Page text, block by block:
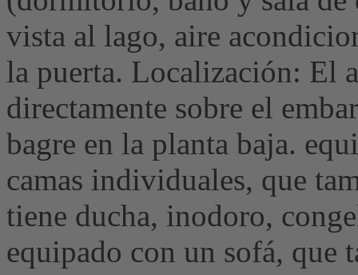
vista al lago, aire
la puerta. Localización: El
directamente sobre el
bagre en la planta baja.
camas individuales, que
tiene ducha, inodoro,
equipado con un sofá, que